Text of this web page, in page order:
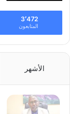
3٬472
المتابعون
الأشهر